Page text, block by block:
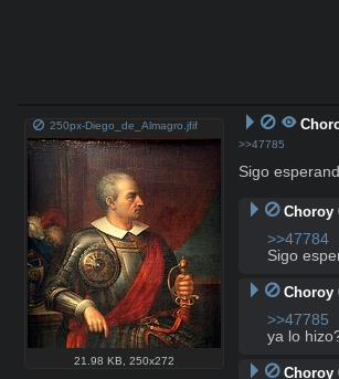
250px-Diego_de_Almagro.jfif
21.98 KB ,250x272
>>47785
Sigo
Choroy
>>47784
Sigo
Choroy
>>47785
ya lo
Choroy